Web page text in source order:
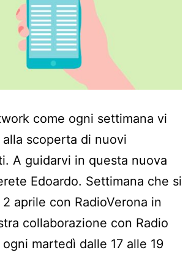
come ogni settimana vi
alla scoperta di nuovi
A guidarvi in questa nuova
Edoardo. Settimana che si
aprile con RadioVerona in
collaborazione con Radio
martedì dalle 17 alle 19